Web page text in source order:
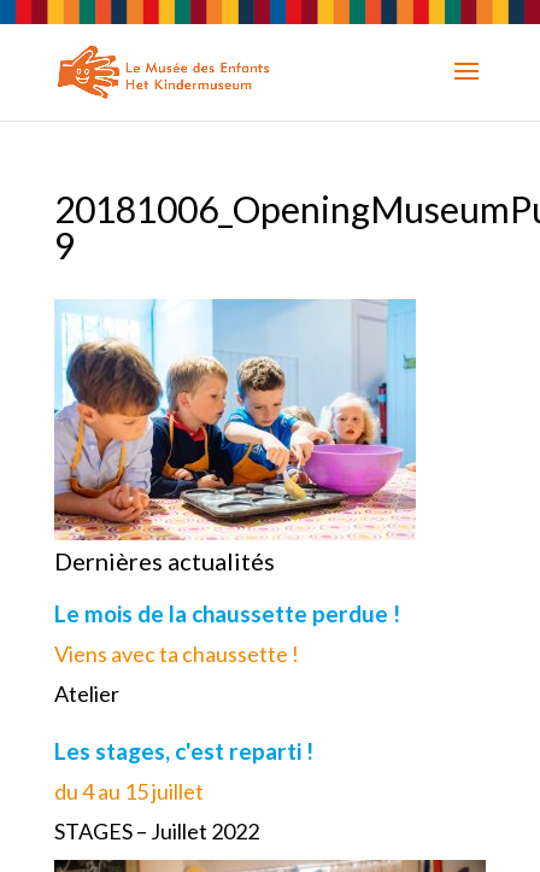
9
Dernières actualités
Le mois de la chaussette perdue !
Viens avec ta chaussette !
Atelier
Les stages, c'est reparti !
du 4 au 15 juillet
STAGES – Juillet 2022